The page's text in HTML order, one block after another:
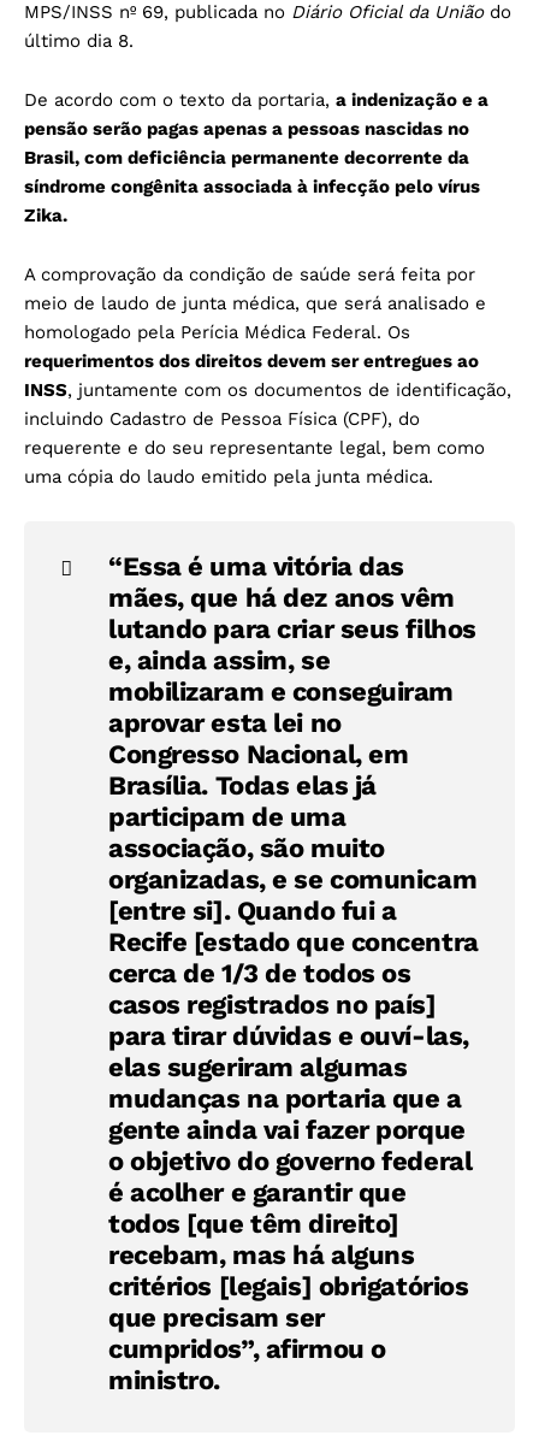
MPS/INSS nº 69, publicada no Diário Oficial da Uniãodo
último dia 8.
De acordo com o texto da portaria, a indenização e a
pensão serão pagas apenas a pessoas nascidas no
Brasil, com deficiência permanente decorrente da
síndrome congênita associada à infecção pelo vírus
Zika.
A comprovação da condição de saúde será feita por
meio de laudo de junta médica, que será analisado e
homologado pela Perícia Médica Federal. Os
requerimentos dos direitos devem ser entregues ao
INSS, juntamente com os documentos de identificação,
incluindo Cadastro de Pessoa Física (CPF), do
requerente e do seu representante legal, bem como
uma cópia do laudo emitido pela junta médica.
“Essa é uma vitória das
mães, que há dez anos vêm
lutando para criar seus filhos
e, ainda assim, se
mobilizaram e conseguiram
aprovar esta lei no
Congresso Nacional, em
Brasília. Todas elas já
participam de uma
associação, são muito
organizadas, e se comunicam
[entre si]. Quando fui a
Recife [estado que concentra
cerca de 1/3 de todos os
casos registrados no país]
para tirar dúvidas e ouví-las,
elas sugeriram algumas
mudanças na portaria que a
gente ainda vai fazer porque
o objetivo do governo federal
é acolher e garantir que
todos [que têm direito]
recebam, mas há alguns
critérios [legais] obrigatórios
que precisam ser
cumpridos”, afirmou o
ministro.